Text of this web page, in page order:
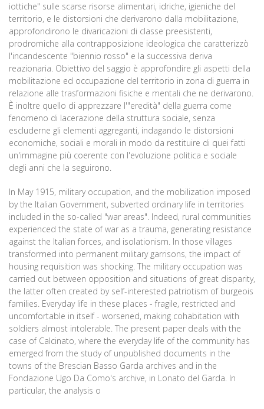
iottiche" sulle scarse risorse alimentari, idriche, igieniche del
territorio, e le distorsioni che derivarono dalla mobilitazione,
approfondirono le divaricazioni di classe preesistenti,
prodromiche alla contrapposizione ideologica che caratterizzò
l'incandescente "biennio rosso" e la successiva deriva
reazionaria. Obiettivo del saggio è approfondire gli aspetti della
mobilitazione ed occupazione del territorio in zona di guerra in
relazione alle trasformazioni fisiche e mentali che ne derivarono.
È inoltre quello di apprezzare l'"eredità" della guerra come
fenomeno di lacerazione della struttura sociale, senza
escluderne gli elementi aggreganti, indagando le distorsioni
economiche, sociali e morali in modo da restituire di quei fatti
un'immagine più coerente con l'evoluzione politica e sociale
degli anni che la seguirono.
In May 1915, military occupation, and the mobilization imposed
by the Italian Government, subverted ordinary life in territories
included in the so-called "war areas". Indeed, rural communities
experienced the state of war as a trauma, generating resistance
against the Italian forces, and isolationism. In those villages
transformed into permanent military garrisons, the impact of
housing requisition was shocking. The military occupation was
carried out between opposition and situations of great disparity,
the latter often created by self-interested patriotism of burgeois
families. Everyday life in these places - fragile, restricted and
uncomfortable in itself - worsened, making cohabitation with
soldiers almost intolerable. The present paper deals with the
case of Calcinato, where the everyday life of the community has
emerged from the study of unpublished documents in the
towns of the Brescian Basso Garda archives and in the
Fondazione Ugo Da Como's archive, in Lonato del Garda. In
particular, the analysis o